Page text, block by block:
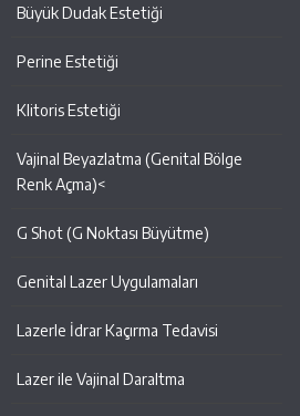
Büyük Dudak Estetiği
Perine Estetiği
Klitoris Estetiği
Vajinal Beyazlatma (Genital Bölge
Renk Açma)<
G Shot (G Noktası Büyütme)
Genital Lazer Uygulamaları
Lazerle İdrar Kaçırma Tedavisi
Lazer ile Vajinal Daraltma